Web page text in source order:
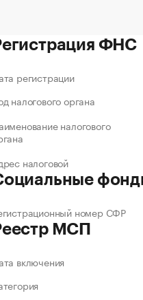
ФНС
регистрации
налогового органа
налогового
налоговой
номер СФР
МСП
включения